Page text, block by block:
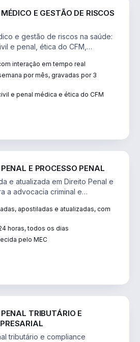
E GESTÃO DE RISCOS
e gestão de riscos na saúde:
e penal, ética do CFM,
interação em tempo real
por mês, gravadas por 3
e penal médica e ética do CFM
E PROCESSO PENAL
e atualizada em Direito Penal e
a advocacia criminal e
apostiladas e atualizadas, com
horas, todos os dias
pelo MEC
TRIBUTÁRIO E
tributário e compliance